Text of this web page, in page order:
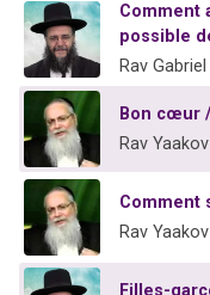
Comment
possible
Rav
Bon cœur
Rav
Comment
Rav